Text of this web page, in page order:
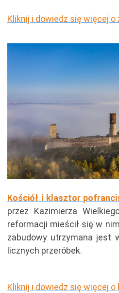
Kliknij i dowiedz się więcej
Kościół i klasztor
przez Kazimierza
reformacji mieścił się w
zabudowy utrzymana jest
licznych przeróbek.
Kliknij i dowiedz się więcej